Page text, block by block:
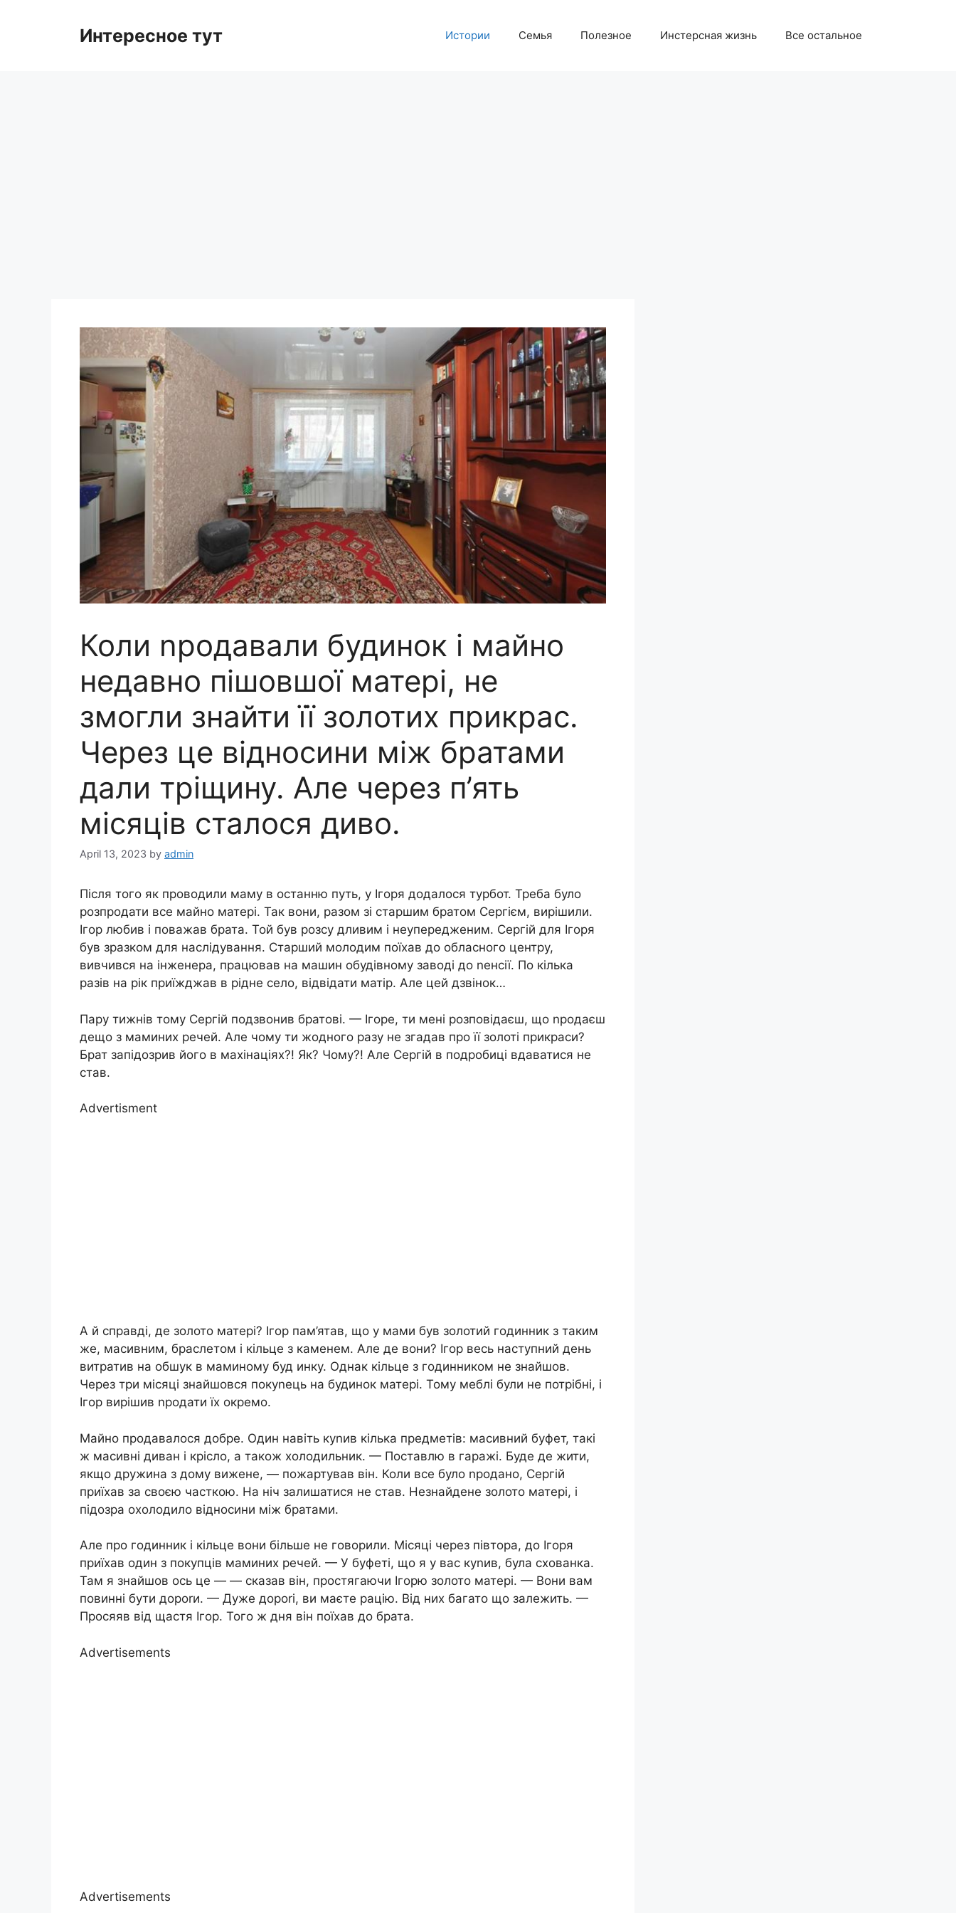
Интересное тут Истории Семья Полезное Инстерсная жизнь Все остальное
Коли nродавали будинок і майно
недавно пішовшої матері, не
змогли знайти її золотих прикрас.
Через це відносини між братами
дали тріщину. Але через п’ять
місяців сталося диво.
April 13, 2023 by admin
Після того як проводили маму в останню путь, у Ігоря додалося турбот. Треба було
розпродати все майно матері. Так вони, разом зі старшим братом Сергієм, вирішили.
Ігор любив і поважав брата. Той був розсу дливим і неупередженим. Сергій для Ігоря
був зразком для наслідування. Старший молодим поїхав до обласного центру,
вивчився на інженера, працював на машин обудівному заводі до nенсії. По кілька
разів на рік приїжджав в рідне село, відвідати матір. Але цей дзвінок…
Пару тижнів тому Сергій подзвонив братові. — Ігоре, ти мені розповідаєш, що nродаєш
дещо з маминих речей. Але чому ти жодного разу не згадав про її золоті прикраси?
Брат запідозрив його в махінаціях?! Як? Чому?! Але Сергій в подробиці вдаватися не
став.
Advertisment
А й справді, де золото матері? Ігор пам’ятав, що у мами був золотий годинник з таким
же, масивним, браслетом і кільце з каменем. Але де вони? Ігор весь наступний день
витратив на обшук в маминому буд инку. Однак кільце з годинником не знайшов.
Через три місяці знайшовся покуnець на будинок матері. Тому меблі були не потрібні, і
Ігор вирішив nродати їх окремо.
Майно продавалося добре. Один навіть куnив кілька предметів: масивний буфет, такі
ж масивні диван і крісло, а також холодильник. — Поставлю в гаражі. Буде де жити,
якщо дружина з дому вижене, — пожартував він. Коли все було nродано, Сергій
приїхав за своєю часткою. На ніч залишатися не став. Незнайдене золото матері, і
підозра охолодило відносини між братами.
Але про годинник і кільце вони більше не говорили. Місяці через півтора, до Ігоря
приїхав один з покупців маминих речей. — У буфеті, що я у вас куnив, була схованка.
Там я знайшов ось це — — сказав він, простягаючи Ігорю золото матері. — Вони вам
повинні бути дороrи. — Дуже дороrі, ви маєте рацію. Від них багато що залежить. —
Просяяв від щастя Ігор. Того ж дня він поїхав до брата.
Advertisements
Advertisements